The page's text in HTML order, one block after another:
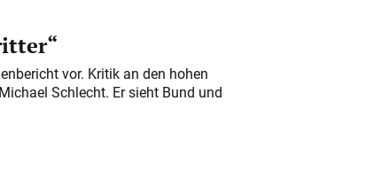
vor. Kritik an den hohen
Schlecht. Er sieht Bund und